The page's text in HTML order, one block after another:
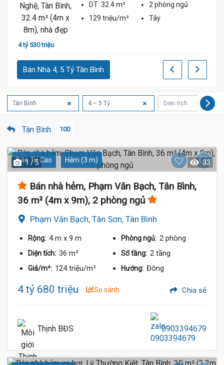
4 tỷ 530 triệu
DT: 32.4 m² 2 phòng ngủ
129 triệu/m²
Tây
Bán Nhà 4, 5 Tỷ Tân Bình
Tân Bình 4 – 5 Tỷ Diện tích
Tân Bình 100
Dân Trí Cao Hẻm (3 m)
1 / 5 33
Bán nhà hẻm, Phạm Văn Bạch, Tân Bình,
36 m² (4m x 9m), 2 phòng ngủ
Phạm Văn Bạch, Tân Sơn, Tân Bình
Rộng: 4 m x 9 m Phòng ngủ: 2 phòng
Diện tích: 36 m² Số tầng: 2 tầng
Giá/m²: 124 triệu/m² Hướng: Đông
4 tỷ 680 triệu So sánh Chia sẻ
Thịnh BĐS 0903394679